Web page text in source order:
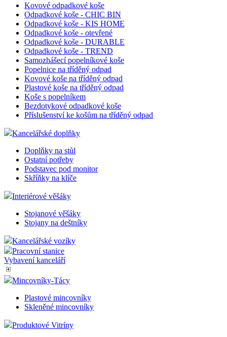
Kovové odpadkové koše
Odpadkové koše - CHIC BIN
Odpadkové koše - KIS HOME
Odpadkové koše - otevřené
Odpadkové koše - DURABLE
Odpadkové koše - TREND
Samozhášecí popelníkové koše
Popelnice na tříděný odpad
Kovové koše na tříděný odpad
Plastové koše na tříděný odpad
Koše s popelníkem
Bezdotykové odpadkové koše
Příslušenství ke košům na tříděný odpad
Kancelářské doplňky
Doplňky na stůl
Ostatní potřeby
Podstavec pod monitor
Skříňky na klíče
Interiérové věšáky
Stojanové věšáky
Stojany na deštníky
Kancelářské vozíky
Pracovní stanice
Vybavení kanceláří
Mincovníky-Tácy
Plastové mincovníky
Skleněné mincovníky
Produktové Vitríny